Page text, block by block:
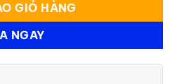
GIỎ HÀNG
NGAY